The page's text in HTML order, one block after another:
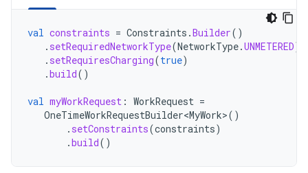
val constraints = Constraints .Builder()
. setRequiredNetworkType(NetworkType.UNMETERED)
. setRequiresCharging(true)
.build()
val myWorkRequest : WorkRequest =
OneTimeWorkRequestBuilder<MyWork>()
. setConstraints(constraints)
.build()